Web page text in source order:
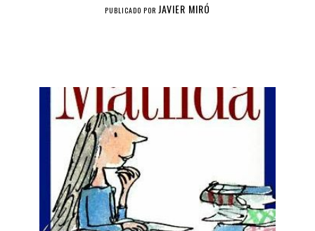
PUBLICADO POR JAVIER MIRÓ